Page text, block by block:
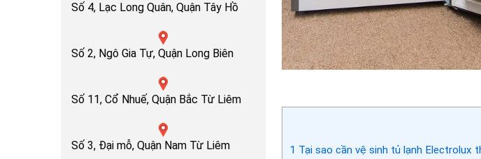
Số 4, Lạc Long Quân, Quận Tây Hồ
Số 2, Ngô Gia Tự, Quận Long Biên
Số 11, Cổ Nhuế, Quận Bắc Từ Liêm
Số 3, Đại mỗ, Quận Nam Từ Liêm 1 Tại sao cần vệ sinh tủ lạnh Electrolux